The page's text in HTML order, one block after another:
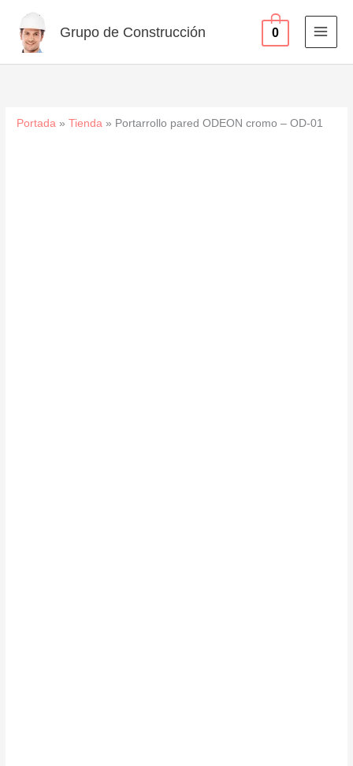
contenido
Grupo de Construcción 0
Portada »Tienda » Portarrollo pared ODEON cromo – OD-01
01
cantidad